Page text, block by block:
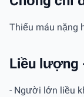
Thiếu máu nặng
Liều lượng
- Người lớn liều